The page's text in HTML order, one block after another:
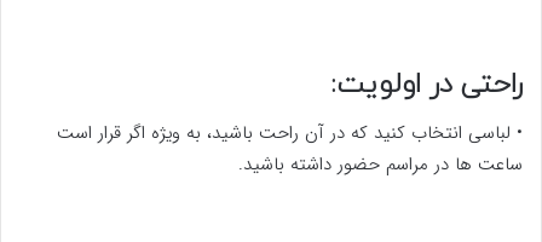
راحتی در اولویت:
• لباسی انتخاب کنید که در آن راحت باشید، به ویژه اگر قرار است
ساعت ها در مراسم حضور داشته باشید.